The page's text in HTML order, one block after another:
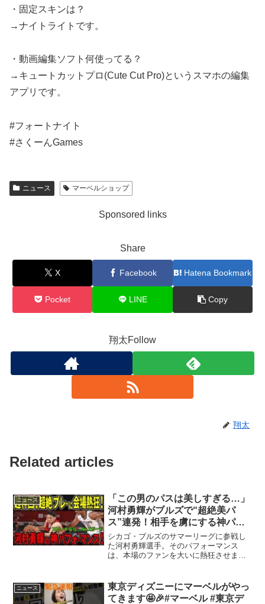
・固定スキンは？
→ナイトライトです。
・動画編集ソフト何使ってる？
→キュートカットプロ(Cute Cut Pro)というスマホの編集
アプリです。
#フォートナイト
#さくーんGames
ニュース マーベルショップ
Sponsored links
Share
X Facebook Hatena Bookmark
Pocket LINE Copy
翔太Follow
翔太
Related articles
ニュース
「この男のパスは美しすぎる…」
河村勇輝がブルズで“超絶美パ
ス”連発！相手を虜にする神パフ
ォーマンス確定【日本語字幕】
シカゴ・ブルズのサマーリーグに参戦し
た河村勇輝選手。そのパフォーマンス
は、本場のファンを大いに熱狂させまし
ニュース
東京ディズニーにマーベルがやっ
てきます🤩🎉#マーベル #東京デ